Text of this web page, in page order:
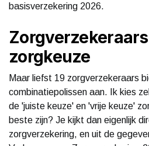
basisverzekering 2026.
zorgkeuze
Maar liefst 19 zorgverzekeraars
combinatiepolissen aan. Ik kies
de 'juiste keuze' en 'vrije keuze'
beste zijn? Je kijkt dan eigenlijk
zorgverzekering, en uit de